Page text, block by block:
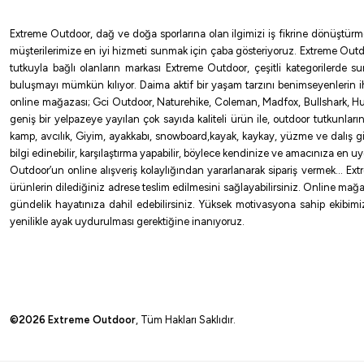
Extreme Outdoor, dağ ve doğa sporlarına olan ilgimizi iş fikrine
müşterilerimize en iyi hizmeti sunmak için çaba gösteriyoruz. Extreme
tutkuyla bağlı olanların markası Extreme Outdoor, çeşitli
buluşmayı mümkün kılıyor. Daima aktif bir yaşam tarzını
online mağazası; Gci Outdoor, Naturehike, Coleman, Madfox, Bullshark,
geniş bir yelpazeye yayılan çok sayıda kaliteli ürün ile, outdoor
kamp, avcılık, Giyim, ayakkabı, snowboard,kayak, kaykay, yüzme ve
bilgi edinebilir, karşılaştırma yapabilir, böylece kendinize ve amacınıza
Outdoor’un online alışveriş kolaylığından yararlanarak sipariş vermek…
ürünlerin dilediğiniz adrese teslim edilmesini sağlayabilirsiniz. Online
gündelik hayatınıza dahil edebilirsiniz. Yüksek motivasyona sahip
yenilikle ayak uydurulması gerektiğine inanıyoruz.
©2026 Extreme Outdoor , Tüm Hakları Saklıdır.